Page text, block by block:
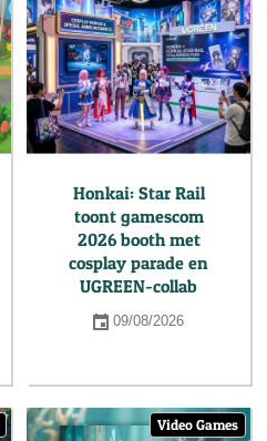
Honkai: Star Rail
toont gamescom
2026 booth met
cosplay parade en
UGREEN-collab
09/08/2026
Video Games